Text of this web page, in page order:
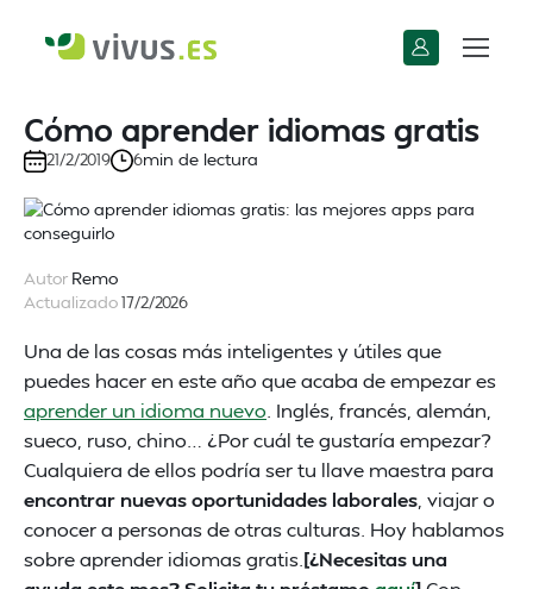
Cómo aprender idiomas gratis
21/2/2019 6min de lectura
Autor Remo
Actualizado17/2/2026
Una de las cosas más inteligentes y útiles que
puedes hacer en este año que acaba de empezar es
aprender un idioma nuevo . Inglés, francés, alemán,
sueco, ruso, chino… ¿Por cuál te gustaría empezar?
Cualquiera de ellos podría ser tu llave maestra para
encontrar nuevas oportunidades laborales , viajar o
conocer a personas de otras culturas. Hoy hablamos
sobre aprender idiomas gratis. [¿Necesitas una